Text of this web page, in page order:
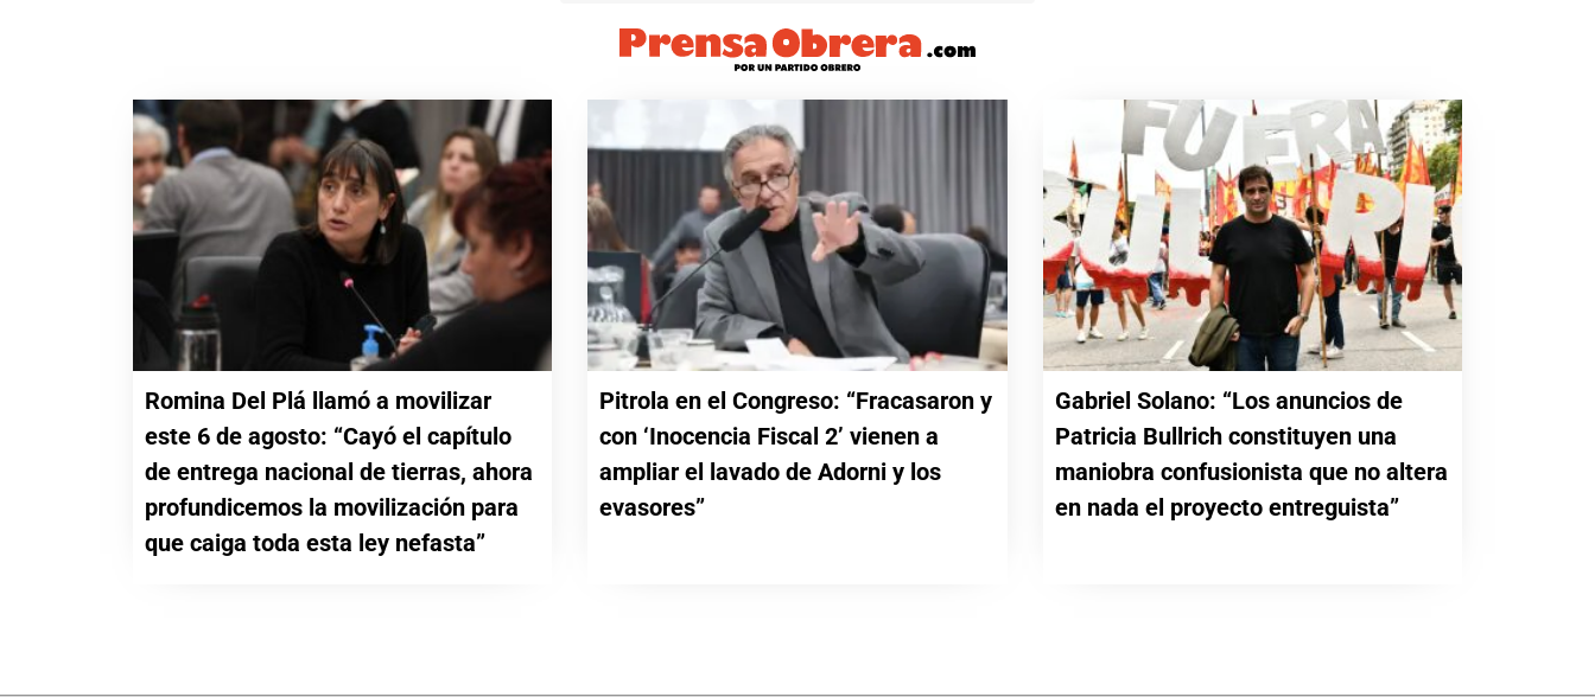
Romina Del Plá llamó a movilizar
este 6 de agosto: “Cayó el capítulo
de entrega nacional de tierras, ahora
profundicemos la movilización para
que caiga toda esta ley nefasta”
Pitrola en el Congreso: “Fracasaron y
con ‘Inocencia Fiscal 2’ vienen a
ampliar el lavado de Adorni y los
evasores”
Gabriel Solano: “Los anuncios de
Patricia Bullrich constituyen una
maniobra confusionista que no altera
en nada el proyecto entreguista”